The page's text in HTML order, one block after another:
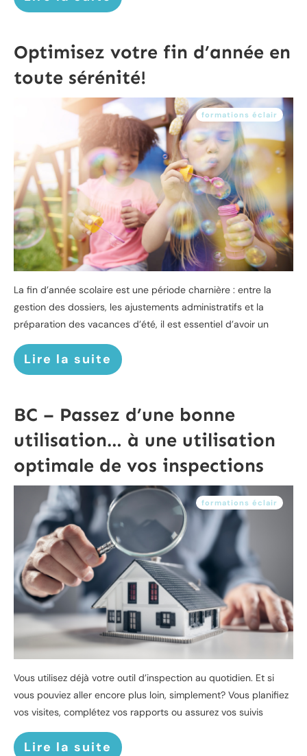
Optimisez votre fin d’année en
toute sérénité!
formations éclair
La fin d’année scolaire est une période charnière : entre la
gestion des dossiers, les ajustements administratifs et la
préparation des vacances d’été, il est essentiel d’avoir un
Lire la suite
BC – Passez d’une bonne
utilisation… à une utilisation
optimale de vos inspections
formations éclair
Vous utilisez déjà votre outil d’inspection au quotidien. Et si
vous pouviez aller encore plus loin, simplement? Vous planifiez
vos visites, complétez vos rapports ou assurez vos suivis
Lire la suite